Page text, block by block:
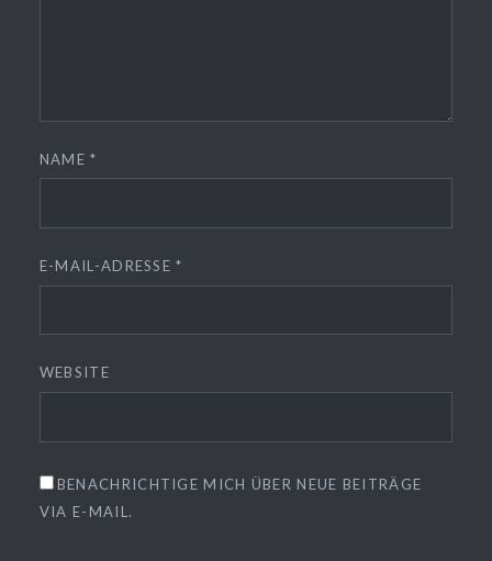
NAME*
E-MAIL-ADRESSE*
WEBSITE
BENACHRICHTIGE MICH ÜBER NEUE BEITRÄGE
VIA E-MAIL.